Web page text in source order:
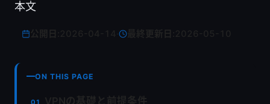
本文
最終更新日:
ON THIS PAGE